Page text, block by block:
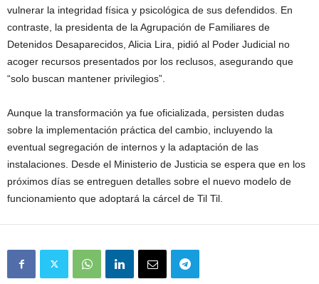
vulnerar la integridad física y psicológica de sus defendidos. En
contraste, la presidenta de la Agrupación de Familiares de
Detenidos Desaparecidos, Alicia Lira, pidió al Poder Judicial no
acoger recursos presentados por los reclusos, asegurando que
“solo buscan mantener privilegios”.
Aunque la transformación ya fue oficializada, persisten dudas
sobre la implementación práctica del cambio, incluyendo la
eventual segregación de internos y la adaptación de las
instalaciones. Desde el Ministerio de Justicia se espera que en los
próximos días se entreguen detalles sobre el nuevo modelo de
funcionamiento que adoptará la cárcel de Til Til.